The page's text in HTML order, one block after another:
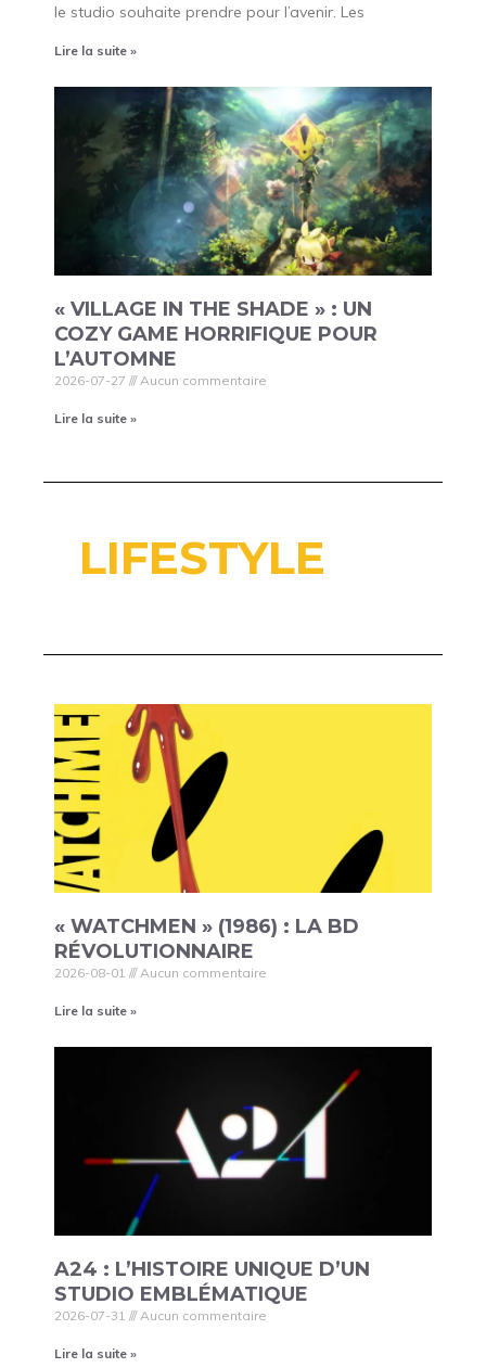
le studio souhaite prendre pour l’avenir. Les
Lire la suite »
« VILLAGE IN THE SHADE » : UN
COZY GAME HORRIFIQUE POUR
L’AUTOMNE
2026-07-27 Aucun commentaire
Lire la suite »
LIFESTYLE
« WATCHMEN » (1986) : LA BD
RÉVOLUTIONNAIRE
2026-08-01 Aucun commentaire
Lire la suite »
A24 : L’HISTOIRE UNIQUE D’UN
STUDIO EMBLÉMATIQUE
2026-07-31 Aucun commentaire
Lire la suite »